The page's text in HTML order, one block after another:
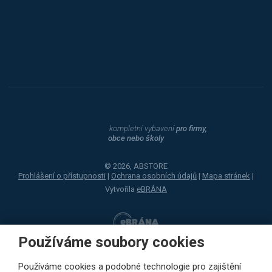
Používáme soubory cookies
Používáme cookies a podobné technologie pro zajištění
kompletní vybavenípro firmy,
obce nebo školy
© 2026, ABSTORE
Prohlášení o přístupnosti | Ochrana osobních údajů | Mapa stránek |
Vytvořila eBRÁNA